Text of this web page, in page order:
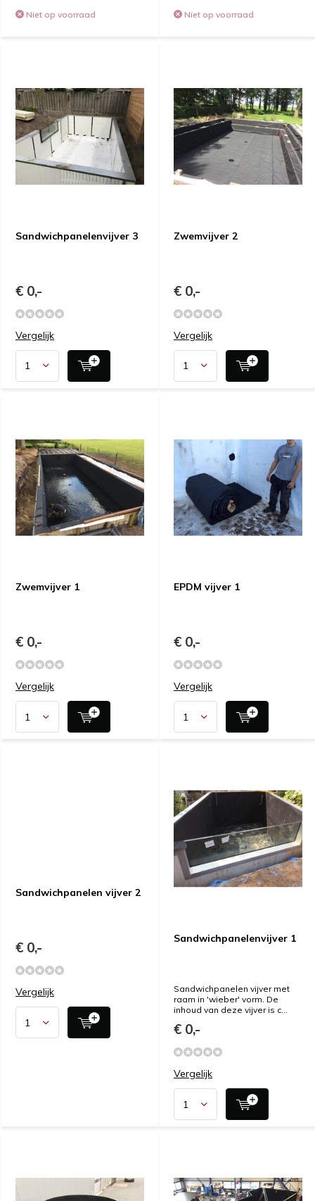
Niet op voorraad Niet op voorraad
Sandwichpanelenvijver 3
€ 0,-
Vergelijk
Zwemvijver 2
€ 0,-
Vergelijk
Zwemvijver 1
€ 0,-
Vergelijk
EPDM vijver 1
€ 0,-
Vergelijk
Sandwichpanelen vijver 2
€ 0,-
Vergelijk
Sandwichpanelenvijver 1
Sandwichpanelen vijver met
raam in 'wieber' vorm. De
inhoud van deze vijver is c...
€ 0,-
Vergelijk